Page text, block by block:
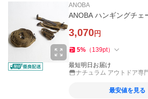
ANOBA
ANOBA ハンギングチェ
3,070円
5% （ 139pt）
最短明日お届け
ナチュラム アウトドア専
最安値を見る